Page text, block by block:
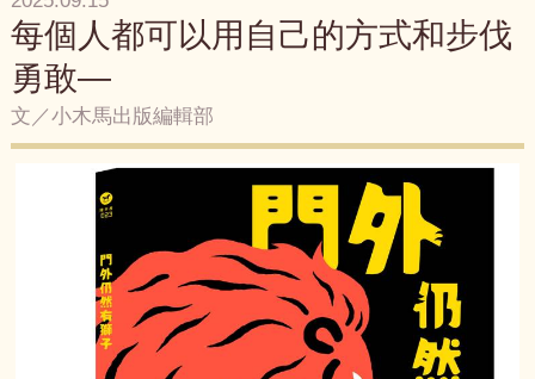
每個人都可以用自己的方式和步伐
勇敢—
文／小木馬出版編輯部